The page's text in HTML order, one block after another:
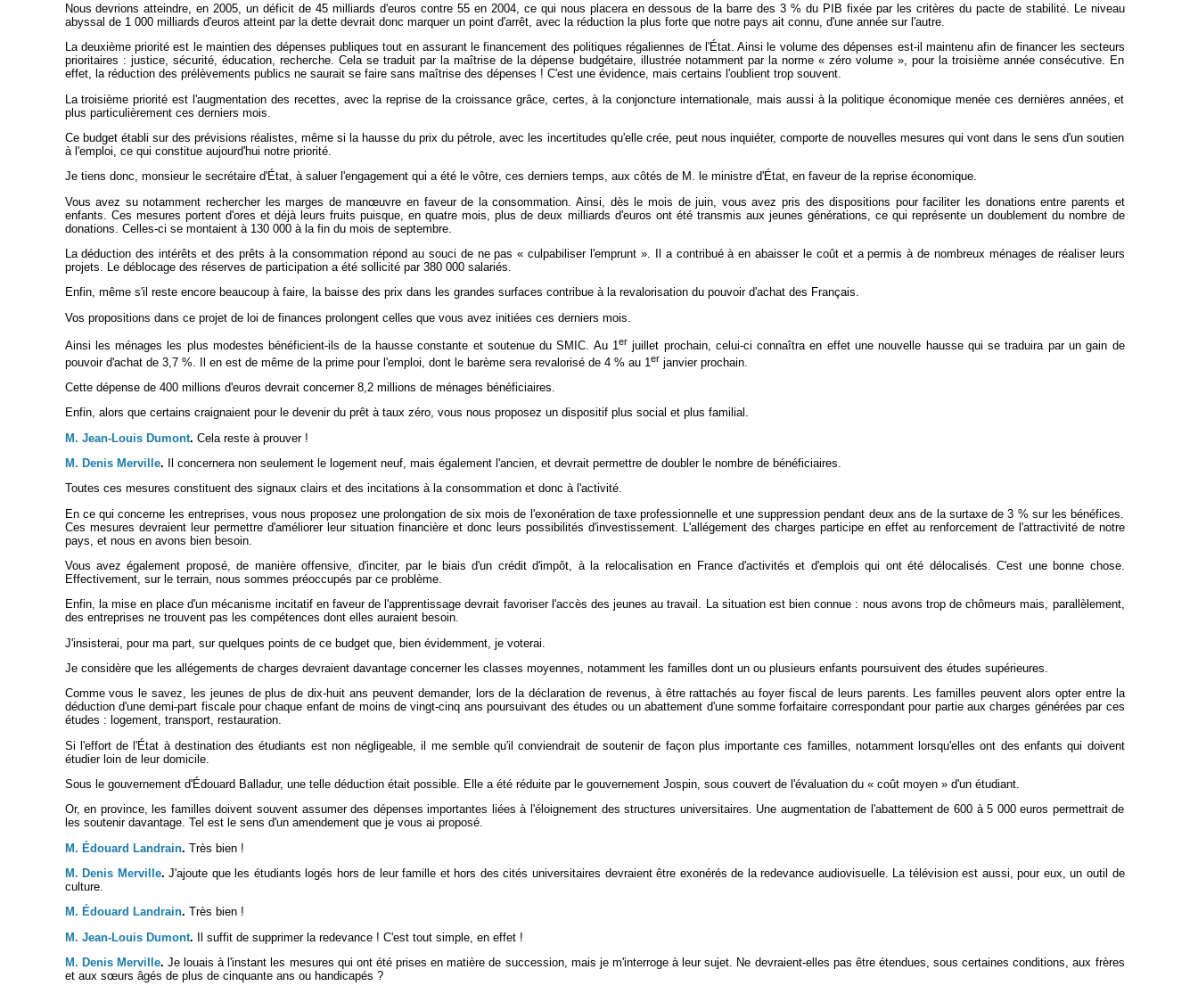
Nous devrions atteindre, en 2005, un déficit de 45 milliards d'euros contre 55 en 2004, ce qui nous placera en dessous de la barre des 3 % du PIB fixée par les critères du pacte de stabilité. Le niveau
abyssal de 1 000 milliards d'euros atteint par la dette devrait donc marquer un point d'arrêt, avec la réduction la plus forte que notre pays ait connu, d'une année sur l'autre.
La deuxième priorité est le maintien des dépenses publiques tout en assurant le financement des politiques régaliennes de l'État. Ainsi le volume des dépenses est-il maintenu afin de financer les secteurs
prioritaires : justice, sécurité, éducation, recherche. Cela se traduit par la maîtrise de la dépense budgétaire, illustrée notamment par la norme « zéro volume », pour la troisième année consécutive. En
effet, la réduction des prélèvements publics ne saurait se faire sans maîtrise des dépenses ! C'est une évidence, mais certains l'oublient trop souvent.
La troisième priorité est l'augmentation des recettes, avec la reprise de la croissance grâce, certes, à la conjoncture internationale, mais aussi à la politique économique menée ces dernières années, et
plus particulièrement ces derniers mois.
Ce budget établi sur des prévisions réalistes, même si la hausse du prix du pétrole, avec les incertitudes qu'elle crée, peut nous inquiéter, comporte de nouvelles mesures qui vont dans le sens d'un soutien
à l'emploi, ce qui constitue aujourd'hui notre priorité.
Je tiens donc, monsieur le secrétaire d'État, à saluer l'engagement qui a été le vôtre, ces derniers temps, aux côtés de M. le ministre d'État, en faveur de la reprise économique.
Vous avez su notamment rechercher les marges de manœuvre en faveur de la consommation. Ainsi, dès le mois de juin, vous avez pris des dispositions pour faciliter les donations entre parents et
enfants. Ces mesures portent d'ores et déjà leurs fruits puisque, en quatre mois, plus de deux milliards d'euros ont été transmis aux jeunes générations, ce qui représente un doublement du nombre de
donations. Celles-ci se montaient à 130 000 à la fin du mois de septembre.
La déduction des intérêts et des prêts à la consommation répond au souci de ne pas « culpabiliser l'emprunt ». Il a contribué à en abaisser le coût et a permis à de nombreux ménages de réaliser leurs
projets. Le déblocage des réserves de participation a été sollicité par 380 000 salariés.
Enfin, même s'il reste encore beaucoup à faire, la baisse des prix dans les grandes surfaces contribue à la revalorisation du pouvoir d'achat des Français.
Vos propositions dans ce projet de loi de finances prolongent celles que vous avez initiées ces derniers mois.
Ainsi les ménages les plus modestes bénéficient-ils de la hausse constante et soutenue du SMIC. Au 1er juillet prochain, celui-ci connaîtra en effet une nouvelle hausse qui se traduira par un gain de
pouvoir d'achat de 3,7 %. Il en est de même de la prime pour l'emploi, dont le barème sera revalorisé de 4 % au 1erjanvier prochain.
Cette dépense de 400 millions d'euros devrait concerner 8,2 millions de ménages bénéficiaires.
Enfin, alors que certains craignaient pour le devenir du prêt à taux zéro, vous nous proposez un dispositif plus social et plus familial.
M. Jean-Louis Dumont. Cela reste à prouver !
M. Denis Merville. Il concernera non seulement le logement neuf, mais également l'ancien, et devrait permettre de doubler le nombre de bénéficiaires.
Toutes ces mesures constituent des signaux clairs et des incitations à la consommation et donc à l'activité.
En ce qui concerne les entreprises, vous nous proposez une prolongation de six mois de l'exonération de taxe professionnelle et une suppression pendant deux ans de la surtaxe de 3 % sur les bénéfices.
Ces mesures devraient leur permettre d'améliorer leur situation financière et donc leurs possibilités d'investissement. L'allégement des charges participe en effet au renforcement de l'attractivité de notre
pays, et nous en avons bien besoin.
Vous avez également proposé, de manière offensive, d'inciter, par le biais d'un crédit d'impôt, à la relocalisation en France d'activités et d'emplois qui ont été délocalisés. C'est une bonne chose.
Effectivement, sur le terrain, nous sommes préoccupés par ce problème.
Enfin, la mise en place d'un mécanisme incitatif en faveur de l'apprentissage devrait favoriser l'accès des jeunes au travail. La situation est bien connue : nous avons trop de chômeurs mais, parallèlement,
des entreprises ne trouvent pas les compétences dont elles auraient besoin.
J'insisterai, pour ma part, sur quelques points de ce budget que, bien évidemment, je voterai.
Je considère que les allégements de charges devraient davantage concerner les classes moyennes, notamment les familles dont un ou plusieurs enfants poursuivent des études supérieures.
Comme vous le savez, les jeunes de plus de dix-huit ans peuvent demander, lors de la déclaration de revenus, à être rattachés au foyer fiscal de leurs parents. Les familles peuvent alors opter entre la
déduction d'une demi-part fiscale pour chaque enfant de moins de vingt-cinq ans poursuivant des études ou un abattement d'une somme forfaitaire correspondant pour partie aux charges générées par ces
études : logement, transport, restauration.
Si l'effort de l'État à destination des étudiants est non négligeable, il me semble qu'il conviendrait de soutenir de façon plus importante ces familles, notamment lorsqu'elles ont des enfants qui doivent
étudier loin de leur domicile.
Sous le gouvernement d'Édouard Balladur, une telle déduction était possible. Elle a été réduite par le gouvernement Jospin, sous couvert de l'évaluation du « coût moyen » d'un étudiant.
Or, en province, les familles doivent souvent assumer des dépenses importantes liées à l'éloignement des structures universitaires. Une augmentation de l'abattement de 600 à 5 000 euros permettrait de
les soutenir davantage. Tel est le sens d'un amendement que je vous ai proposé.
M. Édouard Landrain. Très bien !
M. Denis Merville. J'ajoute que les étudiants logés hors de leur famille et hors des cités universitaires devraient être exonérés de la redevance audiovisuelle. La télévision est aussi, pour eux, un outil de
culture.
M. Édouard Landrain. Très bien !
M. Jean-Louis Dumont. Il suffit de supprimer la redevance ! C'est tout simple, en effet !
M. Denis Merville. Je louais à l'instant les mesures qui ont été prises en matière de succession, mais je m'interroge à leur sujet. Ne devraient-elles pas être étendues, sous certaines conditions, aux frères
et aux sœurs âgés de plus de cinquante ans ou handicapés ?